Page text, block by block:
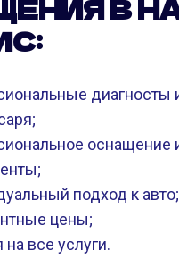
В
диагносты
оснащение
подход к авто;
цены;
на все услуги.